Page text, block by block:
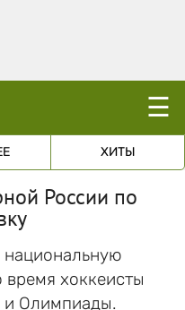
☰
ХИТЫ
России по
национальную
время хоккеисты
и Олимпиады.